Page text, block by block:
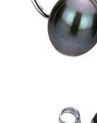
Seturi Perle cu Argint
Brățări cu Perle
Pandantive cu Perle
Brose cu Perle